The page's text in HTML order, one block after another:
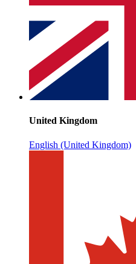
United Kingdom
English (United Kingdom)